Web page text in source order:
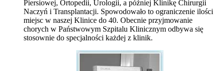
Piersiowej, Ortopedii, Urologii, a później Klinikę Chirurgii
Naczyń i Transplantacji. Spowodowało to ograniczenie ilości
miejsc w naszej Klinice do 40. Obecnie przyjmowanie
chorych w Państwowym Szpitalu Klinicznym odbywa się
stosownie do specjalności każdej z klinik.